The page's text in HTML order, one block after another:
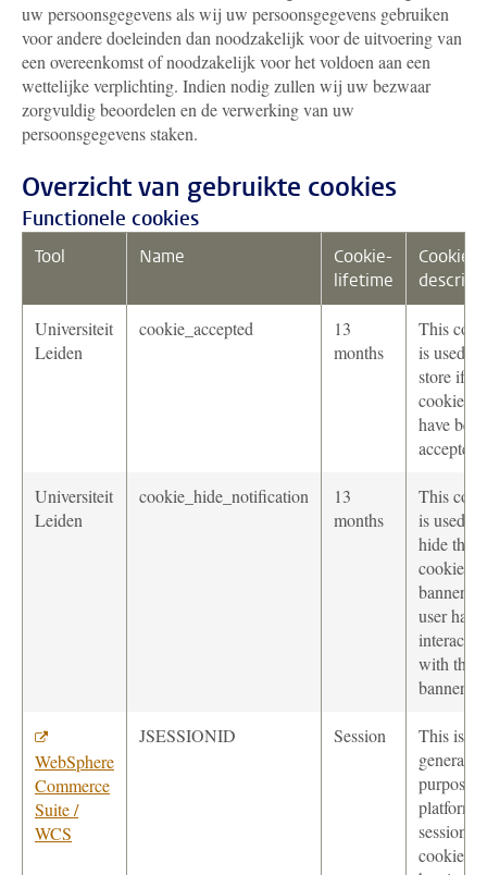
uw persoonsgegevens als wij uw persoonsgegevens gebruiken
voor andere doeleinden dan noodzakelijk voor de uitvoering van
een overeenkomst of noodzakelijk voor het voldoen aan een
wettelijke verplichting. Indien nodig zullen wij uw bezwaar
zorgvuldig beoordelen en de verwerking van uw
persoonsgegevens staken.
Overzicht van gebruikte cookies
Functionele cookies
Tool Name
Cookie-
lifetime
Cookie-
Universiteit
Leiden
cookie_accepted
13
months
This
is used to
store if
cookies
have been
accepted.
Universiteit
Leiden
cookie_hide_notification
13
months
This
is used to
hide the
cookie
banner if
user has
interacted
with the
banner.
WebSphere
Commerce
Suite /
WCS
JSESSIONID Session
This is a
general-
purpose
platform
session
cookie,